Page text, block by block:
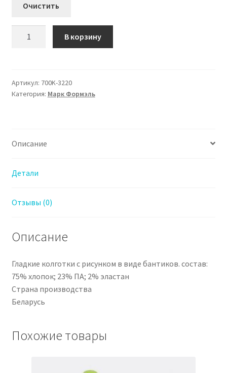
Очистить
Колготки
Марк
молочный
В корзину
Артикул: 700K-3220
Категория: Марк Формэль
Описание
Детали
Отзывы (0)
Описание
Гладкие колготки с рисунком в виде бантиков. состав:
75% хлопок; 23% ПА; 2% эластан
Страна производства
Беларусь
Похожие товары